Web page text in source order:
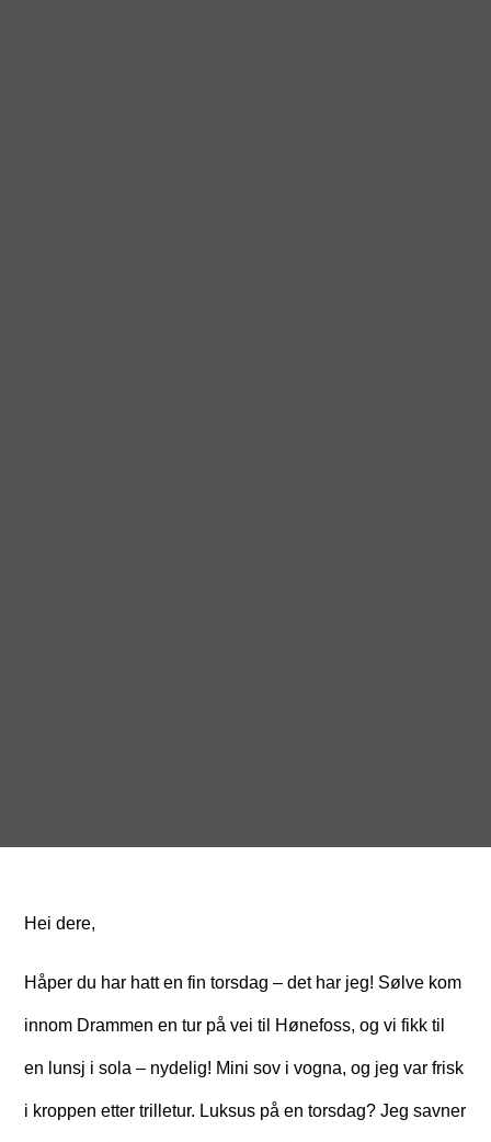
Hei dere,
Håper du har hatt en fin torsdag – det har jeg! Sølve kom
innom Drammen en tur på vei til Hønefoss, og vi fikk til
en lunsj i sola – nydelig! Mini sov i vogna, og jeg var frisk
i kroppen etter trilletur. Luksus på en torsdag? Jeg savner